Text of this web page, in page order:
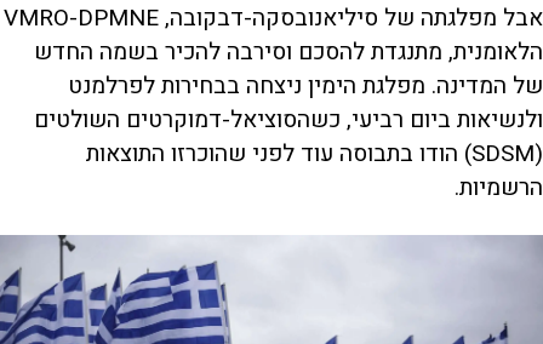
אבל מפלגתה של סיליאנובסקה-דבקובה, VMRO-DPMNE
הלאומנית, מתנגדת להסכם וסירבה להכיר בשמה החדש
של המדינה. מפלגת הימין ניצחה בבחירות לפרלמנט
ולנשיאות ביום רביעי, כשהסוציאל-דמוקרטים השולטים
(SDSM) הודו בתבוסה עוד לפני שהוכרזו התוצאות
הרשמיות.